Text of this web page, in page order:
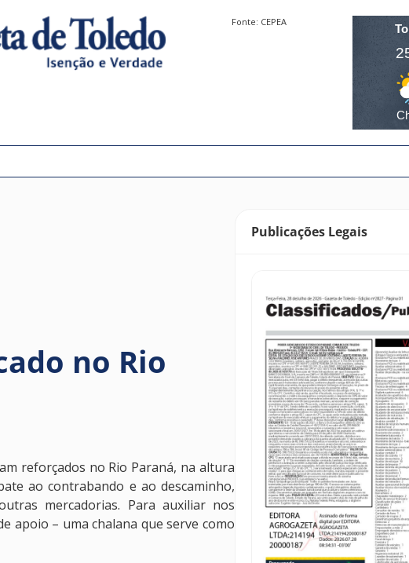
Fonte: CEPEA
no Rio
reforçados no Rio Paraná, na altura
ao contrabando e ao descaminho,
mercadorias. Para auxiliar nos
apoio – uma chalana que serve como
Publicações Legais